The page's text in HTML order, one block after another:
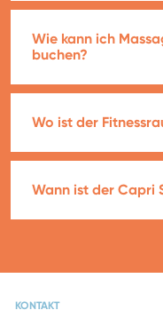
Wie kann ich
buchen?
Wo ist der
Wann ist der Capri
KONTAKT